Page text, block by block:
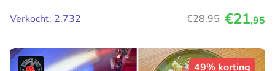
Verkocht: 2.732
€28,95 €21,95
49% korting